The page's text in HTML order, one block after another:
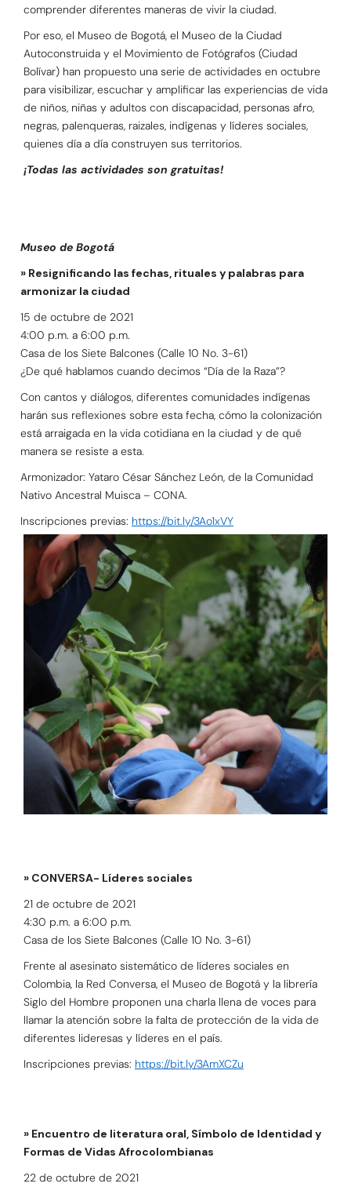
comprender diferentes maneras de vivir la ciudad.
Por eso, el Museo de Bogotá, el Museo de la Ciudad
Autoconstruida y el Movimiento de Fotógrafos (Ciudad
Bolívar) han propuesto una serie de actividades en octubre
para visibilizar, escuchar y amplificar las experiencias de vida
de niños, niñas y adultos con discapacidad, personas afro,
negras, palenqueras, raizales, indígenas y líderes sociales,
quienes día a día construyen sus territorios.
¡Todas las actividades son gratuitas!
Museo de Bogotá
» Resignificando las fechas, rituales y palabras para
armonizar la ciudad
15 de octubre de 2021
4:00 p.m. a 6:00 p.m.
Casa de los Siete Balcones (Calle 10 No. 3-61)
¿De qué hablamos cuando decimos “Día de la Raza”?
Con cantos y diálogos, diferentes comunidades indígenas
harán sus reflexiones sobre esta fecha, cómo la colonización
está arraigada en la vida cotidiana en la ciudad y de qué
manera se resiste a esta.
Armonizador: Yataro César Sánchez León, de la Comunidad
Nativo Ancestral Muisca – CONA.
Inscripciones previas: https://bit.ly/3Ao1xVY
» CONVERSA- Líderes sociales
21 de octubre de 2021
4:30 p.m. a 6:00 p.m.
Casa de los Siete Balcones (Calle 10 No. 3-61)
Frente al asesinato sistemático de líderes sociales en
Colombia, la Red Conversa, el Museo de Bogotá y la librería
Siglo del Hombre proponen una charla llena de voces para
llamar la atención sobre la falta de protección de la vida de
diferentes lideresas y líderes en el país.
Inscripciones previas: https://bit.ly/3AmXCZu
» Encuentro de literatura oral, Símbolo de Identidad y
Formas de Vidas Afrocolombianas
22 de octubre de 2021